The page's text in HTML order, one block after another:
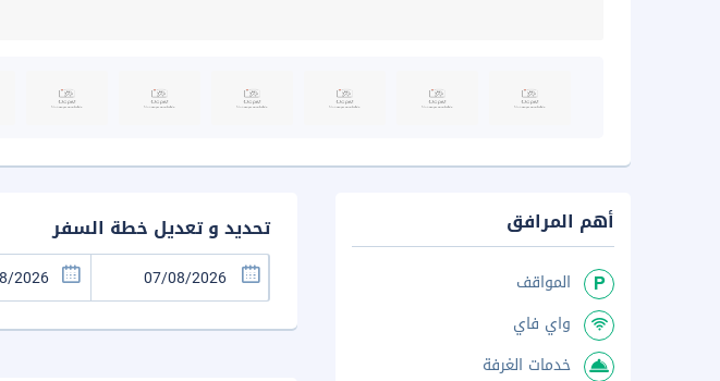
تحديد و تعديل خطة السفر
أهم المرافق
المواقف
واي فاي
خدمات الغرفة